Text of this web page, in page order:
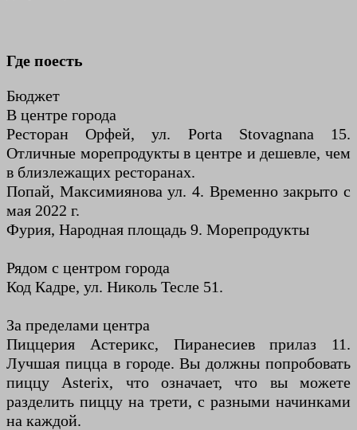
Где поесть
Бюджет
В центре города
Ресторан Орфей, ул. Porta Stovagnana 15.
Отличные морепродукты в центре и дешевле, чем
в близлежащих ресторанах.
Попай, Максимиянова ул. 4. Временно закрыто с
мая 2022 г.
Фурия, Народная площадь 9. Морепродукты
Рядом с центром города
Код Кадре, ул. Николь Тесле 51.
За пределами центра
Пиццерия Астерикс, Пиранесиев прилаз 11.
Лучшая пицца в городе. Вы должны попробовать
пиццу Asterix, что означает, что вы можете
разделить пиццу на трети, с разными начинками
на каждой.